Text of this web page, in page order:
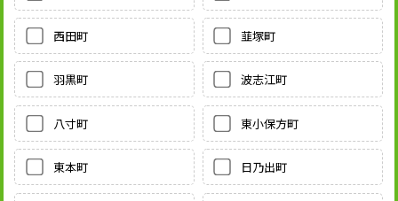
西田町 韮塚町
羽黒町 波志江町
八寸町 東小保方町
東本町 日乃出町